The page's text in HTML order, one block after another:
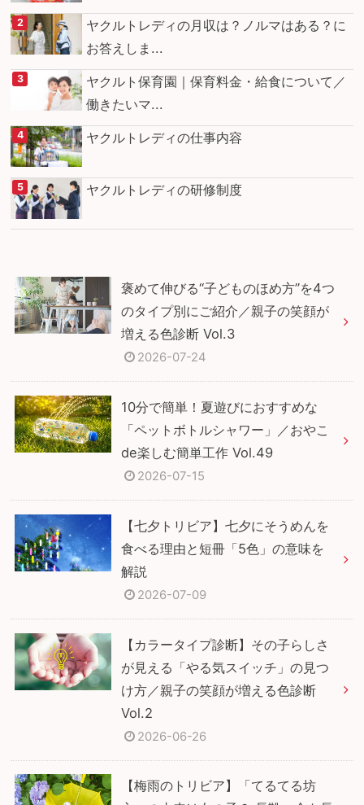
ヤクルトレディの月収は？ノルマはある？に
お答えしま...
ヤクルト保育園｜保育料金・給食について／
働きたいマ...
ヤクルトレディの仕事内容
ヤクルトレディの研修制度
褒めて伸びる“子どものほめ方”を4つ
のタイプ別にご紹介／親子の笑顔が
増える色診断 Vol.3
2026-07-24
10分で簡単！夏遊びにおすすめな
「ペットボトルシャワー」／おやこ
de楽しむ簡単工作 Vol.49
2026-07-15
【七夕トリビア】七夕にそうめんを
食べる理由と短冊「5色」の意味を
解説
2026-07-09
【カラータイプ診断】その子らしさ
が見える「やる気スイッチ」の見つ
け方／親子の笑顔が増える色診断
Vol.2
2026-06-26
【梅雨のトリビア】「てるてる坊